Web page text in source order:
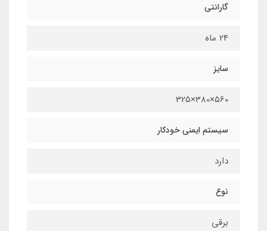
گارانتی
24 ماه
سایز
560×380×325
سیستم ایمنی خودکار
دارد
نوع
برقي